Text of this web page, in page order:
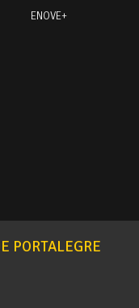
ENOVE+
PORTALEGRE